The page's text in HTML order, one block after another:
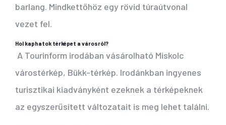
barlang. Mindkettőhöz egy rövid túraútvonal
vezet fel.
Hol kaphatok térképet a városról?
A Tourinform irodában vásárolható Miskolc
várostérkép, Bükk-térkép. Irodánkban ingyenes
turisztikai kiadványként ezeknek a térképeknek
az egyszerűsített változatait is meg lehet találni.